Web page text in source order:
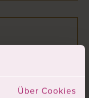
Über Cookies